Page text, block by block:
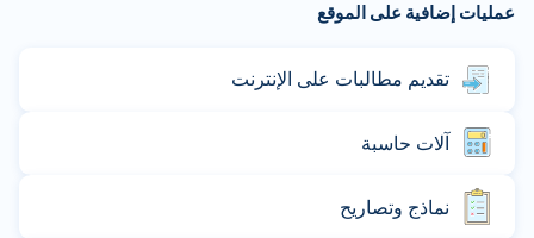
عمليات إضافية على الموقع
تقديم مطالبات على الإنترنت
آلات حاسبة
نماذج وتصاريح